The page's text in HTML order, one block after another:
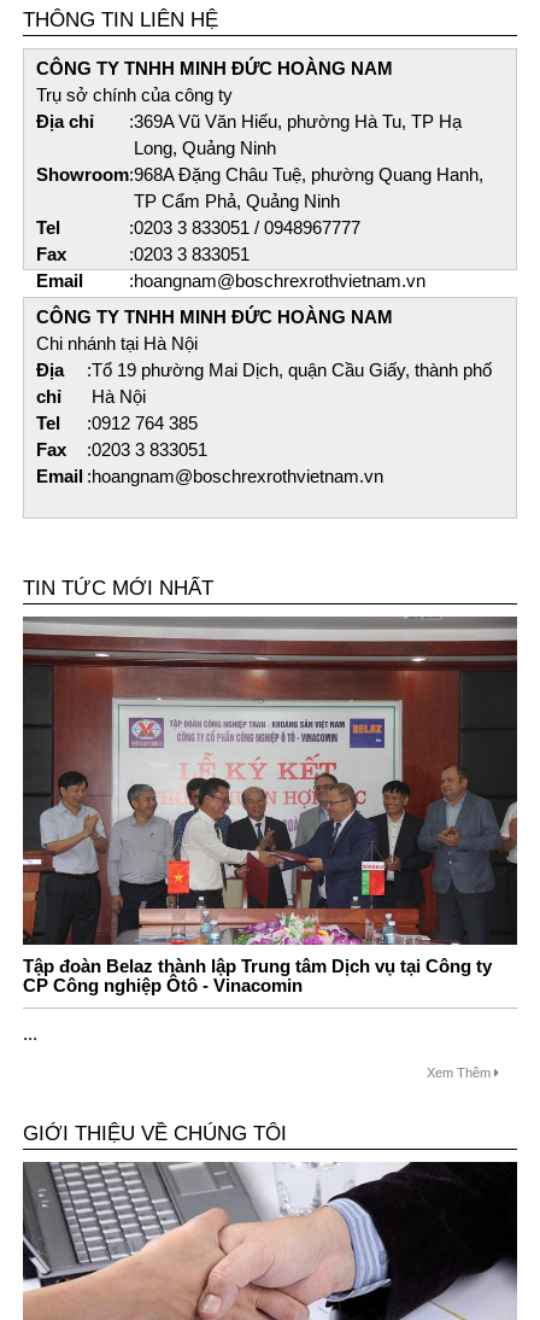
THÔNG TIN LIÊN HỆ
CÔNG TY TNHH MINH ĐỨC HOÀNG NAM​
Trụ sở chính của công ty
Địa chỉ
:369A Vũ Văn Hiếu, phường Hà Tu, TP Hạ
Long, Quảng Ninh
Showroom:968A Đặng Châu Tuệ, phường Quang Hanh,
TP Cẩm Phả, Quảng Ninh
Tel
:0203 3 833051 / 0948967777
Fax
:0203 3 833051
Email
:hoangnam@boschrexrothvietnam.vn
CÔNG TY TNHH MINH ĐỨC HOÀNG NAM​
Chi nhánh tại Hà Nội
Địa
chỉ
:Tổ 19 phường Mai Dịch, quận Cầu Giấy, thành phố
Hà Nội
Tel
:0912 764 385
Fax
:0203 3 833051
Email :hoangnam@boschrexrothvietnam.vn
TIN TỨC MỚI NHẤT
Tập đoàn Belaz thành lập Trung tâm Dịch vụ tại Công ty
CP Công nghiệp Ôtô - Vinacomin
...
Xem Thêm
GIỚI THIỆU VỀ CHÚNG TÔI